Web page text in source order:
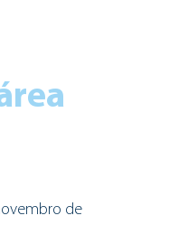
de